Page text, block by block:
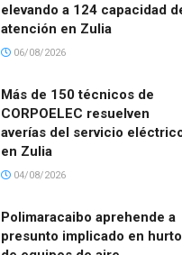
elevando a 124 capacidad
atención en Zulia
06/08/2026
Más de 150 técnicos de
CORPOELEC resuelven
averías del servicio
en Zulia
04/08/2026
Polimaracaibo aprehende a
presunto implicado en hurto